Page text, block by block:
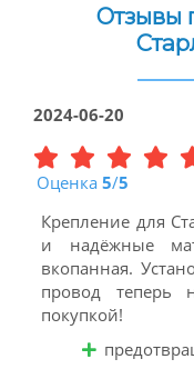
Отзывы
2024-06-20
Оценка 5/5
Крепление для
и надёжные
вкопанная.
провод теперь
покупкой!